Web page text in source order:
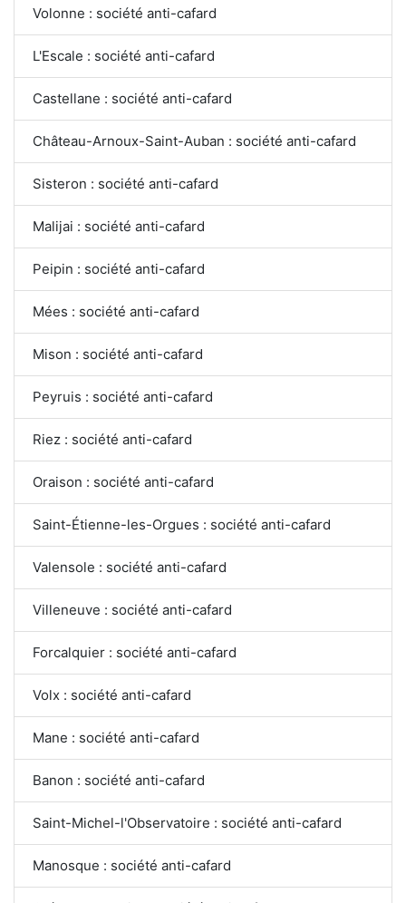
Volonne : société anti-cafard
L'Escale : société anti-cafard
Castellane : société anti-cafard
Château-Arnoux-Saint-Auban : société anti-cafard
Sisteron : société anti-cafard
Malijai : société anti-cafard
Peipin : société anti-cafard
Mées : société anti-cafard
Mison : société anti-cafard
Peyruis : société anti-cafard
Riez : société anti-cafard
Oraison : société anti-cafard
Saint-Étienne-les-Orgues : société anti-cafard
Valensole : société anti-cafard
Villeneuve : société anti-cafard
Forcalquier : société anti-cafard
Volx : société anti-cafard
Mane : société anti-cafard
Banon : société anti-cafard
Saint-Michel-l'Observatoire : société anti-cafard
Manosque : société anti-cafard